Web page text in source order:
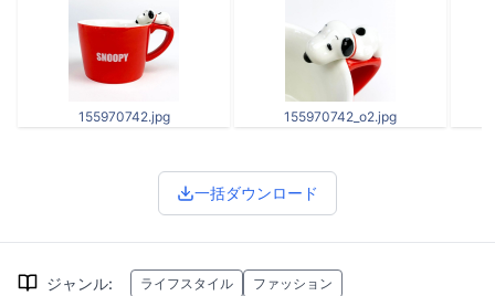
155970742.jpg 155970742_o2.jpg
一括ダウンロード
ジャンル: ライフスタイル ファッション